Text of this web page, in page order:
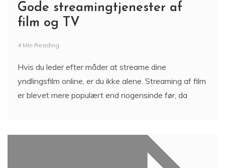
Gode streamingtjenester af
film og TV
4 Min Reading
Hvis du leder efter måder at streame dine
yndlingsfilm online, er du ikke alene. Streaming af film
er blevet mere populært end nogensinde før, da